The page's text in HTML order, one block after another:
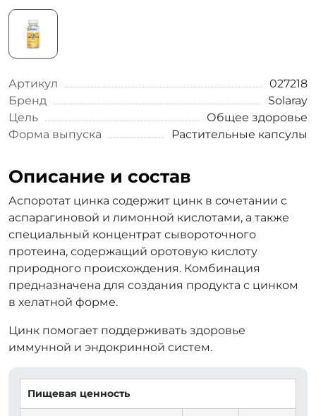
Артикул
027218
Бренд
Solaray
Цель
Общее здоровье
Форма выпуска
Растительные капсулы
Описание и состав
Аспоротат цинка содержит цинк в сочетании с
аспарагиновой и лимонной кислотами, а также
специальный концентрат сывороточного
протеина, содержащий оротовую кислоту
природного происхождения. Комбинация
предназначена для создания продукта с цинком
в хелатной форме.
Цинк помогает поддерживать здоровье
иммунной и эндокринной систем.
Пищевая ценность